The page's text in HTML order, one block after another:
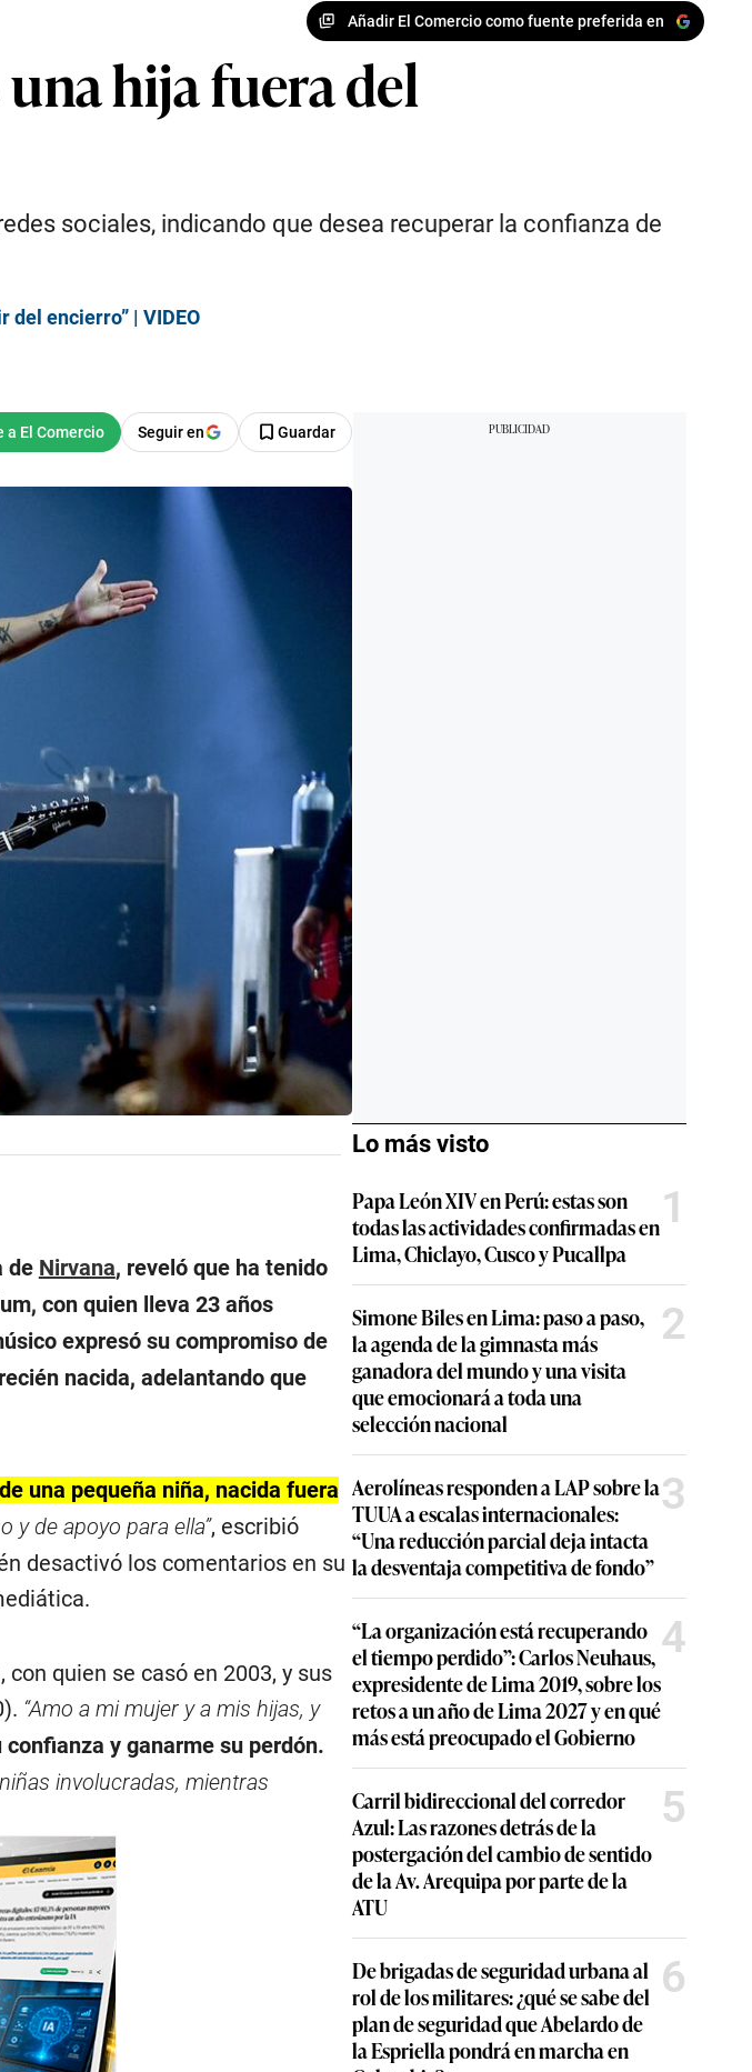
Añadir El Comercio como fuente preferida en
hija fuera del
sociales, indicando que desea recuperar la confianza de
del encierro” | VIDEO
Seguir en Guardar
de Nirvana, reveló que ha tenido
con quien lleva 23 años
expresó su compromiso de
nacida, adelantando que
una pequeña niña, nacida fuera
y de apoyo para ella”, escribió
desactivó los comentarios en su
quien se casó en 2003, y sus
“Amo a mi mujer y a mis hijas, y
y ganarme su perdón.
involucradas, mientras
Lo más visto
Papa León XIV en Perú: estas son
todas las actividades confirmadas en
Lima, Chiclayo, Cusco y Pucallpa
1
Simone Biles en Lima: paso a paso,
la agenda de la gimnasta más
ganadora del mundo y una visita
que emocionará a toda una
selección nacional
2
Aerolíneas responden a LAP sobre la
TUUA a escalas internacionales:
“Una reducción parcial deja intacta
la desventaja competitiva de fondo”
3
“La organización está recuperando
el tiempo perdido”: Carlos Neuhaus,
expresidente de Lima 2019, sobre los
retos a un año de Lima 2027 y en qué
más está preocupado el Gobierno
4
Carril bidireccional del corredor
Azul: Las razones detrás de la
postergación del cambio de sentido
de la Av. Arequipa por parte de la
ATU
5
De brigadas de seguridad urbana al
rol de los militares: ¿qué se sabe del
plan de seguridad que Abelardo de
la Espriella pondrá en marcha en
6